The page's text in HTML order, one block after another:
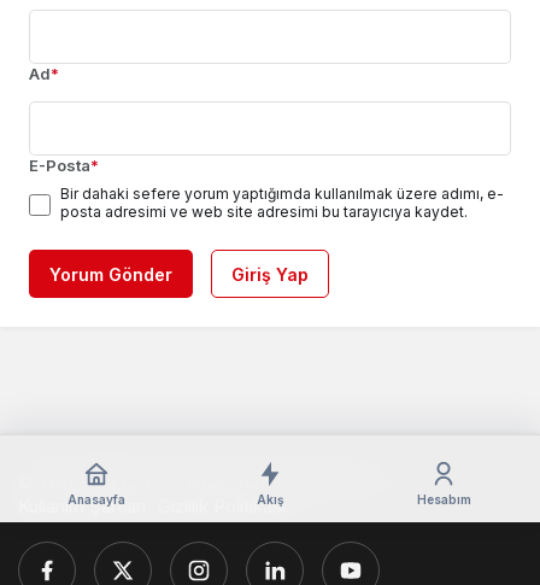
Ad*
E-Posta*
Bir dahaki sefere yorum yaptığımda kullanılmak üzere adımı, e-
posta adresimi ve web site adresimi bu tarayıcıya kaydet.
Yorum Gönder Giriş Yap
Anasayfa Akış Hesabım
© Telif Hakkı 2018 - 2026, Tüm Hakları Saklıdır
Kullanım Şartları
Gizlilik Politikası